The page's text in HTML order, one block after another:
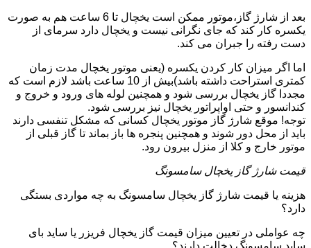
بعد از شارژ گاز،موتور ممکن است یخچال تا 6 ساعت هم به صورت
یکسره کار کند که جای نگرانی نیست و یخچال دارد سرمای از
دست رفته را جبران می کند.
اما اگر میزان کار کردن یکسره (یعنی موتور یخچال مدت زمان
کمتری استراحت داشته باشد)بیش از 10 ساعت باشد لازم است که
مجددا گاز یخچال بررسی شود و همچنین لوله های ورود و خروج و
کندانسور و حتی اواپراتور یخچال نیز بررسی شود.
توجه! موقع شارژ گاز موتور یخچال کسانی که مشکل تنفسی دارند
باید از محل دور شوند و همچنین پنجره ها باز بماند تا گاز قبلی از
موتور خارج و کلا از منزل بیرون رود.
قیمت شارژ گاز یخچال سامسونگ
هزینه یا قیمت شارژ گاز یخچال سامسونگ به چه مواردی بستگی
دارد؟
چه عواملی در تعیین میزان قیمت گاز یخچال فریزر یا ساید بای
ساید سامسونگ دخالت دارند؟